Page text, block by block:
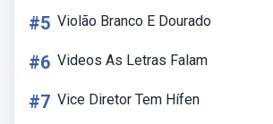
#5 Violão Branco E Dourado
#6 Videos As Letras Falam
#7 Vice Diretor Tem Hífen